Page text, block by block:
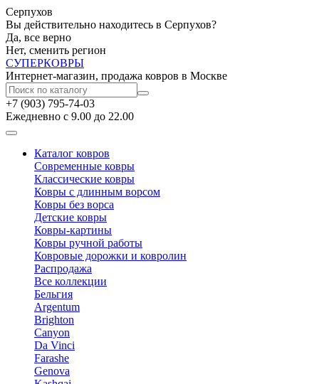
Серпухов
Вы действительно находитесь в Серпухов?
Да, все верно
Нет, сменить регион
СУПЕРКОВРЫ
Интернет-магазин, продажа ковров в Москве
+7 (903) 795-74-03
Ежедневно с 9.00 до 22.00
Каталог ковров
Современные ковры
Классические ковры
Ковры с длинным ворсом
Ковры без ворса
Детские ковры
Ковры-картины
Ковры ручной работы
Ковровые дорожки и ковролин
Распродажа
Все коллекции
Бельгия
Argentum
Brighton
Canyon
Da Vinci
Farashe
Genova